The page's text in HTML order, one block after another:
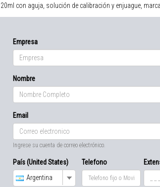
20ml con aguja, solución de calibración y enjuague,
Empresa
Nombre
Email
Ingrese su cuenta de correo electrónico.
País (United States)
Argentina
Telefono